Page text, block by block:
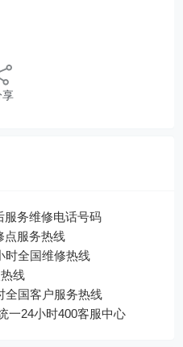
享
服务维修电话号码
点服务热线
时全国维修热线
线
全国客户服务热线
一24小时400客服中心